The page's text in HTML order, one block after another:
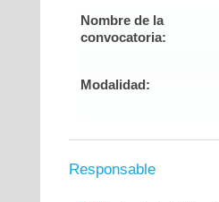
Nombre de la
convocatoria:
Modalidad:
Responsable